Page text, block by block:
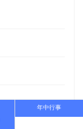
年中行事